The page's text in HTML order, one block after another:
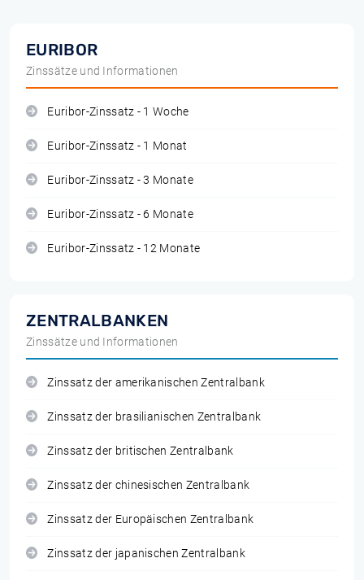
EURIBOR
Zinssätze und Informationen
Euribor-Zinssatz - 1 Woche
Euribor-Zinssatz - 1 Monat
Euribor-Zinssatz - 3 Monate
Euribor-Zinssatz - 6 Monate
Euribor-Zinssatz - 12 Monate
ZENTRALBANKEN
Zinssätze und Informationen
Zinssatz der amerikanischen Zentralbank
Zinssatz der brasilianischen Zentralbank
Zinssatz der britischen Zentralbank
Zinssatz der chinesischen Zentralbank
Zinssatz der Europäischen Zentralbank
Zinssatz der japanischen Zentralbank